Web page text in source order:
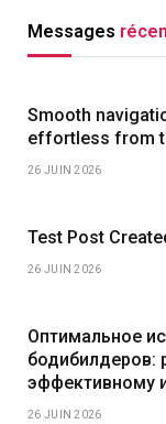
Messages
Smooth
effortless from
26 JUIN 2026
Test Post
26 JUIN 2026
Оптимальное
бодибилдеров:
эффективному
26 JUIN 2026